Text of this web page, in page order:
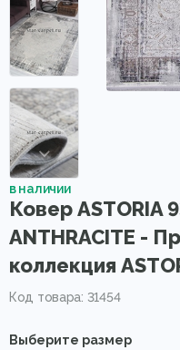
в наличии
Ковер ASTORIA
ANTHRACITE -
коллекция
Код товара: 31454
Выберите размер